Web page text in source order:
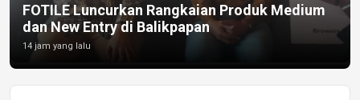
FOTILE Luncurkan Rangkaian Produk Medium
dan New Entry di Balikpapan
14 jam yang lalu